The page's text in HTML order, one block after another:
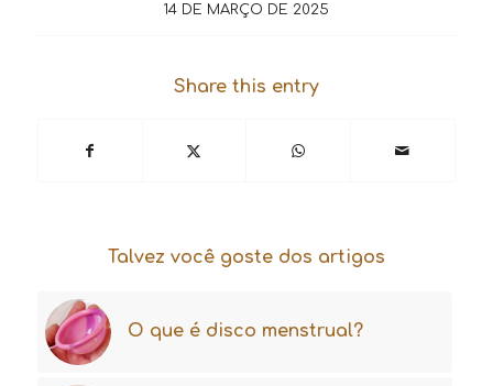
14 DE MARÇO DE 2025
Share this entry
Talvez você goste dos artigos
O que é disco menstrual?